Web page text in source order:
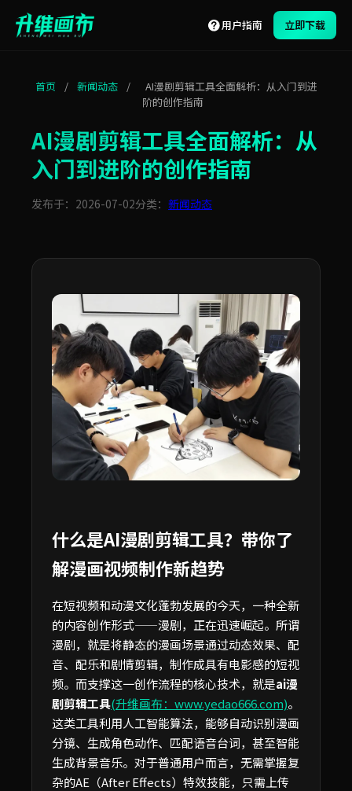
用户指南 立即下载
首页 / 新闻动态 /
AI漫剧剪辑工具全面解析：从入门到进
阶的创作指南
AI漫剧剪辑工具全面解析：从
入门到进阶的创作指南
发布于：2026-07-02分类： 新闻动态
什么是AI漫剧剪辑工具？带你了
解漫画视频制作新趋势
在短视频和动漫文化蓬勃发展的今天，一种全新
的内容创作形式——漫剧，正在迅速崛起。所谓
漫剧，就是将静态的漫画场景通过动态效果、配
音、配乐和剧情剪辑，制作成具有电影感的短视
频。而支撑这一创作流程的核心技术，就是ai漫
剧剪辑工具(升维画布：www.yedao666.com)。
这类工具利用人工智能算法，能够自动识别漫画
分镜、生成角色动作、匹配语音台词，甚至智能
生成背景音乐。对于普通用户而言，无需掌握复
杂的AE（After Effects）特效技能，只需上传